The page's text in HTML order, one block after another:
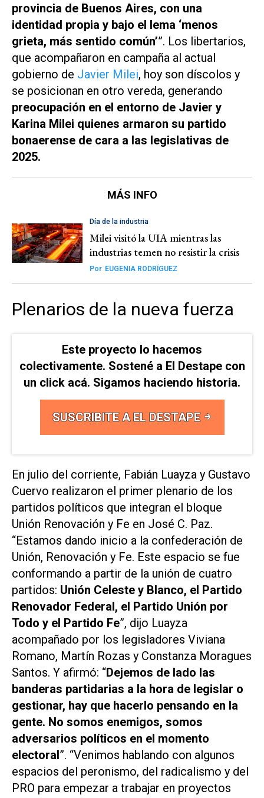
provincia de Buenos Aires, con una
identidad propia y bajo el lema ‘menos
grieta, más sentido común’”. Los libertarios,
que acompañaron en campaña al actual
gobierno de Javier Milei, hoy son díscolos y
se posicionan en otro vereda, generando
preocupación en el entorno de Javier y
Karina Milei quienes armaron su partido
bonaerense de cara a las legislativas de
2025.
MÁS INFO
Día de la industria
Milei visitó la UIA mientras las
industrias temen no resistir la crisis
Por EUGENIA RODRÍGUEZ
Plenarios de la nueva fuerza
Este proyecto lo hacemos
colectivamente. Sostené a El Destape con
un click acá. Sigamos haciendo historia.
SUSCRIBITE A EL DESTAPE
En julio del corriente, Fabián Luayza y Gustavo
Cuervo realizaron el primer plenario de los
partidos políticos que integran el bloque
Unión Renovación y Fe en José C. Paz.
“Estamos dando inicio a la confederación de
Unión, Renovación y Fe. Este espacio se fue
conformando a partir de la unión de cuatro
partidos: Unión Celeste y Blanco, el Partido
Renovador Federal, el Partido Unión por
Todo y el Partido Fe”, dijo Luayza
acompañado por los legisladores Viviana
Romano, Martín Rozas y Constanza Moragues
Santos. Y afirmó: “Dejemos de lado las
banderas partidarias a la hora de legislar o
gestionar, hay que hacerlo pensando en la
gente. No somos enemigos, somos
adversarios políticos en el momento
electoral”. “Venimos hablando con algunos
espacios del peronismo, del radicalismo y del
PRO para empezar a trabajar en proyectos